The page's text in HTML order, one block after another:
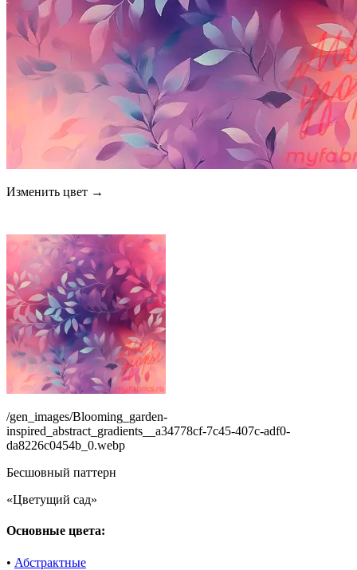
Изменить цвет →
/gen_images/Blooming_garden-
inspired_abstract_gradients__a34778cf-7c45-407c-adf0-
da8226c0454b_0.webp
Бесшовный паттерн
«Цветущий сад»
Основные цвета:
• Абстрактные